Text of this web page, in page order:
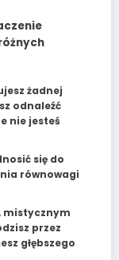
żadnej
odnaleźć
nie jesteś
się do
równowagi
mistycznym
przez
głębszego